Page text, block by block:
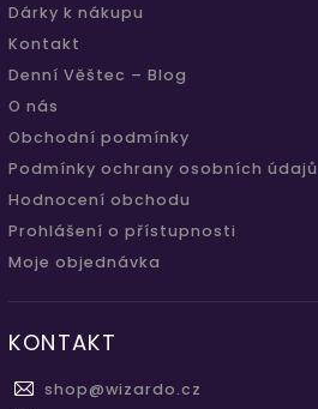
Dárky k nákupu
Kontakt
Denní Věštec – Blog
O nás
Obchodní podmínky
Podmínky ochrany osobních údajů
Hodnocení obchodu
Prohlášení o přístupnosti
Moje objednávka
KONTAKT
shop@wizardo.cz